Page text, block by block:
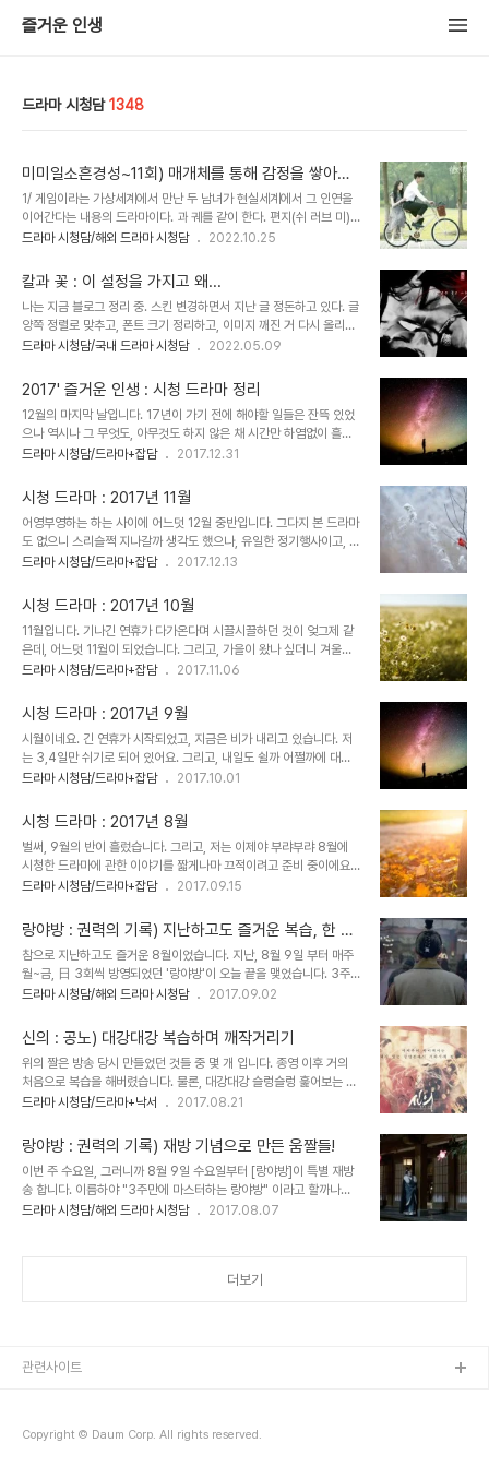
즐거운 인생
드라마 시청담 1348
미미일소흔경성~11회) 매개체를 통해 감정을 쌓아가
다
1/ 게임이라는 가상세계에서 만난 두 남녀가 현실세계에서 그 인연을
이어간다는 내용의 드라마이다. 과 궤를 같이 한다. 편지(쉬 러브 미)
에서 전자메일(유브 갓 메일), PC통신 채팅(접속)에 이어 게임이라는
기도 했다. 이런 류의 스토리는 서로의 존재를 모르는 두 남녀가 알고
보면 같은 생활권에서 지내며 같은 공간을 공유하고 있다. 그리고, 서
로 인지하지 못한 채 같은 공간에 있으며 스쳐 지나가는 순간의 긴장과
설렘이 묘미다. 이 드라마도 두 사람이 언제 마주치게 될까, 언제 알게
될까, 라는 설렘으로 봤던 것 같다. 그리고, 이 묘미는 10회까지. 10회
런류의 스토리를 좋..
드라마 시청담/해외 드라마 시청담 2022.10.25
칼과 꽃 : 이 설정을 가지고 왜...
나는 지금 블로그 정리 중. 스킨 변경하면서 지난 글 정돈하고 있다. 글
양쪽 정렬로 맞추고, 폰트 크기 정리하고, 이미지 깨진 거 다시 올리고.
서비스 종료된 플러그인, 플래시 등등 삭제하고. 네댓 개 하다 보면 귀
끄러워도 하고, 놀라기도 하고, 흥미진진하기도 하고, ...본 기억이 없
는 드라마의 등장에 당황하기도 하고ㅋㅋㅋ 현재 '칼과 꽃' 부분 정리
중이다. 그러다가... 조금 짜증이 나더라. 아니!!! 이 설정을 가지고 그
정도로 밖에 만들 수 없었느냐고!!! 허면, 그 사람을 잘 알지 못해도 마
음이 먼저 다가갈 수 있다는 것도 알겠구나 첫눈에 반해 이런저런 상황
드라마 시청담/국내 드라마 시청담 2022.05.09
2017' 즐거운 인생 : 시청 드라마 정리
12월의 마지막 날입니다. 17년이 가기 전에 해야할 일들은 잔뜩 있었
으나 역시나 그 무엇도, 아무것도 하지 않은 채 시간만 하염없이 흘려
보내고 있습니다. 아, 리뷰 답글작업은 끝냈네요. 그게 뭐가 그리 어렵
랴 달았다지요. 그리고, 시청 드라마 정리. 올해에 '완주'한 드라마와
시청 중인 드라마를 정리했습니다. 시청 드라마를 따로 쓰자니 한 편
밖에 보질 않아서 말이죠. 남은 2017년 잘 보내시고, 2018년의 하루
하루가 소소하지만 따스한 행복으로 채워질 수 있길 바랍니다. KBS
김과장 : 2017.01.25 ~ 2017.03.30 ★★★★★ 답답함 없이,
진 판타..
드라마 시청담/드라마+잡담 2017.12.31
시청 드라마 : 2017년 11월
어영부영하는 하는 사이에 어느덧 12월 중반입니다. 그다지 본 드라마
도 없으니 스리슬쩍 지나갈까 생각도 했으나, 유일한 정기행사이고, 이
마저도 없다면 내내 포스팅을 하지 않을 듯 하여 늦게나마 끄적이는 중
때까지 거기에 넋놓고 있었어요. 내내 이게 뭐하는 짓인가 하면서도 계
속 빠져서 지냈달까요. 그러다가 지난 일요일, 문득, 이러면 안된다 싶
어서 내내 다른 것(...만화책 보기ㅋㅋ)에 집중을 했고, 어제, 아니 이제
는 그제인가요. 지난 월요일에 과감하게 모두 삭제해버렸습니다. 그래
서, 지금 살짝 금단증세가 오고 있어요. 뭘 해야하지... 싶어서 멍해진
본 드라마..
드라마 시청담/드라마+잡담 2017.12.13
시청 드라마 : 2017년 10월
11월입니다. 기나긴 연휴가 다가온다며 시끌시끌하던 것이 엊그제 같
은데, 어느덧 11월이 되었습니다. 그리고, 가을이 왔나 싶더니 겨울이
코끝을 스쳐 지나가는 듯한 기분이 들기도 합니다. 보던 드라마들이 줄
는 한 편입니다. 평이 괜찮은 방영 드라마가 있는 듯 하기는 하지만, 현
재까지는 그다지 끌리지가 않네요. 그래서 보려고 쟁여둔 드라마를 하
나씩 꺼내서 봐야할 듯 합니다만.. 시작이 어렵네요. 일단 시작하면, 하
루에 한두편씩만 볼 자신이 없어서 시작이 두려운 것도 같아요. 대군사
사마의지군사연맹(사마의:미완의 책사) : 중화티비 / 2017.09.04 ~
드라마..
드라마 시청담/드라마+잡담 2017.11.06
시청 드라마 : 2017년 9월
시월이네요. 긴 연휴가 시작되었고, 지금은 비가 내리고 있습니다. 저
는 3,4일만 쉬기로 되어 있어요. 그리고, 내일도 쉴까 어쩔까에 대한
고민이 깊은데.. 아무래도 오전에는 잠시 나가는 쪽으로 결론이 날 것
긴 휴일 덕분에 상당히 힘든데, 아무래도 연휴 막바지는 좀 괜찮을 것
같아서 말이죠. 어찌되었든, 오늘은 쉬는 날이고 오랜 만에 혼자 조용
히 쉬고 있습니다. 늘 필요한, 혼자만의 시간! 이랄까요ㅋㅋ. 오늘 하루
뭘 할까, 생각하다가 밀린 포스팅이나 좀 하자는 쪽으로 가닥이 잡혔습
니다. 그러나, 그리 많이 하지는 못할 것 같아요. 한두개 하면 잘한 것
적거려보겠습니다...
드라마 시청담/드라마+잡담 2017.10.01
시청 드라마 : 2017년 8월
벌써, 9월의 반이 흘렀습니다. 그리고, 저는 이제야 부랴부랴 8월에
시청한 드라마에 관한 이야기를 짧게나마 끄적이려고 준비 중이에요.
어쩌다보니 이렇게 되었습니다. 9월 초에는 1박 2일 일정의 늦은 휴가
흐르고 흘러버렸다고 해야할까요. 또한, 8월에는 그리 많은 드라마를
시청하지 않았습니다. 오랜 만에 한드 드한기가 찾아와버렸거든요. 그
리하여 중꽃채널을 고정하게 되었고 중드만 보게 되었다지요. 그 드라
마들 시간대가 애매하여 체력적으로 상당히 힘겹기는 했다지요. 앞으
로 3주 남았습니다. 삼생삼세 십리도화 : 중화티비 / 2017. 05. 22
재를 알고, 리..
드라마 시청담/드라마+잡담 2017.09.15
랑야방 : 권력의 기록) 지난하고도 즐거운 복습, 한 달
속성 마스터 완료!!!
참으로 지난하고도 즐거운 8월이었습니다. 지난, 8월 9일 부터 매주
월~금, 日 3회씩 방영되었던 '랑야방'이 오늘 끝을 맺었습니다. 3주
마스터 특집, 이라고 하였다가, 뒤늦게 3주 반이라는 걸 알았는지, 한
엇이든, 덕분에 저는, 아주 오랜 만에 복습을 하였답니다. 오래 전, 리
뷰를 쓰려고 준비해놓고 개인사정으로 결국 날려먹은 14회까지 복습
후, 내내 마음으로만 간직하며 간간히 영상 찾아보다가, 최근 재방 소
식에 들떠서 훑어보기 하다가 넋놓고 주요장면 복습한 것 외에, 제대로
정주행하며 본 것은 두 번째인 것 같습니다. 그러니까, 15회부터는 제
각 보고 ..
드라마 시청담/해외 드라마 시청담 2017.09.02
신의 : 공노) 대강대강 복습하며 깨작거리기
위의 짤은 방송 당시 만들었던 것들 중 몇 개 입니다. 종영 이후 거의
처음으로 복습을 해버렸습니다. 물론, 대강대강 슬렁슬렁 훑어보는 정
도였지만요. 시작은, 블로그에 잡담이라도 깨작거리고 싶다는 마음이
하드들을 꺼내서 파일을 찾기 시작했지요. 그리고 파일은 없었어요. 아
마도 예전 외장하드 하나가 아작났을 때, 거기에 보관되어 있었던가봅
니다. 좋아하는 드라마인지라 꼭 소장을 하고 싶었고, 여차저차 찾아서
재소장 중입니다. 움짤도 만들었지요. 아래↓↓↓↓↓ 대놓고 설레라
고 만든 장면인데, 그래서 대놓고 설렘ㅋㅋㅋ 아무튼, 그렇게 파일을
드라마 시청담/드라마+낙서 2017.08.21
랑야방 : 권력의 기록) 재방 기념으로 만든 움짤들!
이번 주 수요일, 그러니까 8월 9일 수요일부터 [랑야방]이 특별 재방
송 합니다. 이름하야 "3주만에 마스터하는 랑야방" 이라고 할까나요.
매주 월요일~금요일 오후 10시, 매일 3회씩 3주간 방영된다고 해요.
만, 절제할 자신이 없다는 것이 가장 커서 차마 꺼내보지 못하고 있었
지는 미지수에요ㅠ..
드라마 시청담/해외 드라마 시청담 2017.08.07
더보기
Copyright © Daum Corp. All rights reserved.
관련사이트